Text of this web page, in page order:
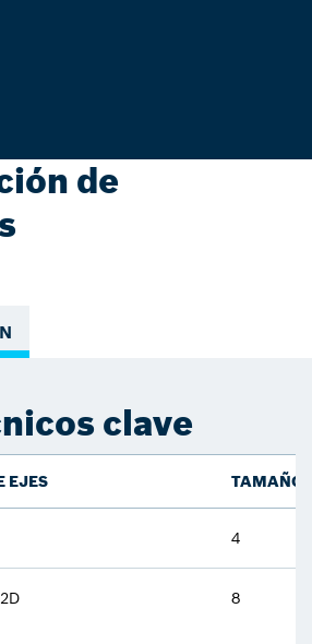
de
clave
EJES TAMAÑOS
4
8